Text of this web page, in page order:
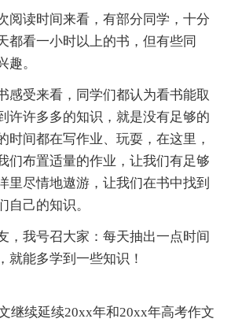
阅读时间来看，有部分同学，十分
都看一小时以上的书，但有些同
趣。
感受来看，同学们都认为看书能取
许许多多的知识，就是没有足够的
时间都在写作业、玩耍，在这里，
们布置适量的作业，让我们有足够
里尽情地遨游，让我们在书中找到
自己的知识。
，我号召大家：每天抽出一点时间
就能多学到一些知识！
继续延续20xx年和20xx年高考作文